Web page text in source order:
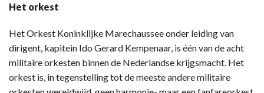
Het orkest
Het Orkest Koninklijke Marechaussee onder leiding van
dirigent, kapitein Ido Gerard Kempenaar, is één van de acht
militaire orkesten binnen de Nederlandse krijgsmacht. Het
orkest is, in tegenstelling tot de meeste andere militaire